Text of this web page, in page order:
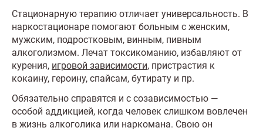
Стационарную терапию отличает универсальность. В
наркостационаре помогают больным с женским,
мужским, подростковым, винным, пивным
алкоголизмом. Лечат токсикоманию, избавляют от
курения, игровой зависимости, пристрастия к
кокаину, героину, спайсам, бутирату и пр.
Обязательно справятся и с созависимостью —
особой аддикцией, когда человек слишком вовлечен
в жизнь алкоголика или наркомана. Свою он